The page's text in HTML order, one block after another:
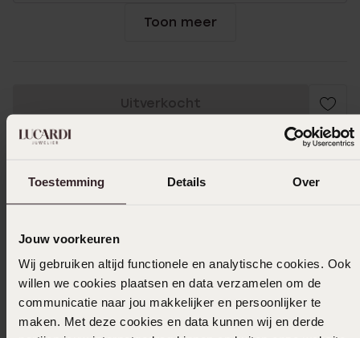
Toestemming Details Over
Jouw voorkeuren
Wij gebruiken altijd functionele en analytische cookies. Ook
willen we cookies plaatsen en data verzamelen om de
communicatie naar jou makkelijker en persoonlijker te
maken. Met deze cookies en data kunnen wij en derde
Toon meer
Uitverkocht
Ook leuk voor jou